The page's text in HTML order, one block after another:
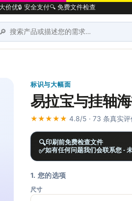
价优🔒 安全支付🔍 免费文件检查
🔎
标识与大幅面
易拉宝与挂轴
★★★★★ 4.8/5 · 73 条真实评
🔍印刷前免费检查文件
✅如有任何问题我们会联系您 -
1. 您的选项
尺寸